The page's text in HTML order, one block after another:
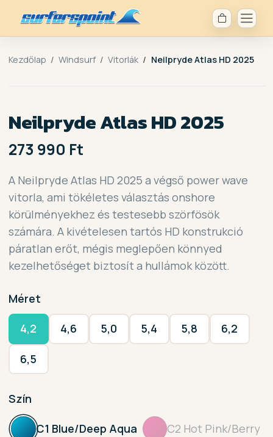
Kezdőlap Windsurf Vitorlák Neilpryde Atlas HD 2025
Neilpryde Atlas HD 2025
273 990 Ft
A Neilpryde Atlas HD 2025 a végső power wave
vitorla, ami tökéletes választás onshore
körülményekhez és testesebb szörfösök
számára. A kivételesen tartós HD konstrukció
páratlan erőt, mégis meglepően könnyed
kezelhetőséget biztosít a hullámok között.
Méret
4,2 4,6 5,0 5,4 5,8 6,2
6,5
Szín
C1 Blue/Deep Aqua C2 Hot Pink/Berry